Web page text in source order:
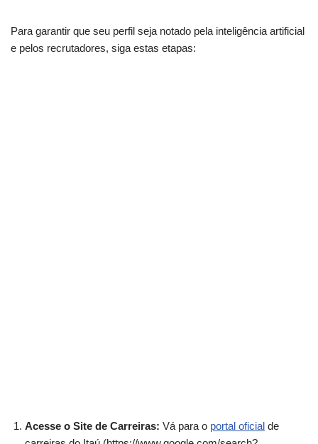
Para garantir que seu perfil seja notado pela inteligência artificial
e pelos recrutadores, siga estas etapas:
Acesse o Site de Carreiras: Vá para o portal oficial de